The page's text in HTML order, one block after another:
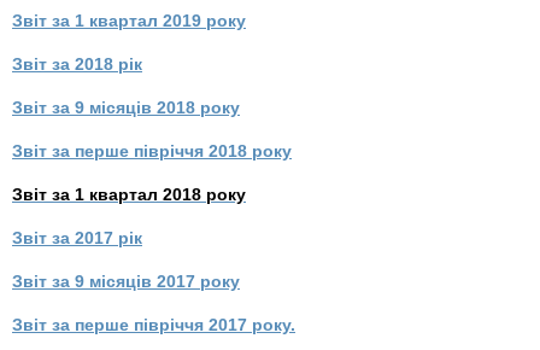
Звіт за 1 квартал 2019 року
Звіт за 2018 рік
Звіт за 9 місяців 2018 року
Звіт за перше півріччя 2018 року
Звіт за 1 квартал 2018 року
Звіт за 2017 рік
Звіт за 9 місяців 2017 року
Звіт за перше півріччя 2017 року.